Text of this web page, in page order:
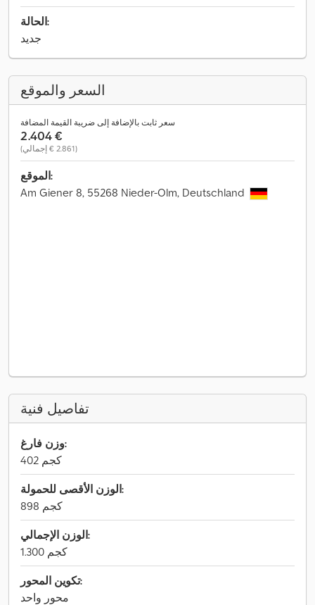
الحالة:
جديد
السعر والموقع
سعر ثابت بالإضافة إلى ضريبة القيمة المضافة
‏2.404 €
(‏2.861 € إجمالي)
الموقع:
Am Giener 8, 55268 Nieder-Olm, Deutschland
تفاصيل فنية
وزن فارغ:
402 كجم
الوزن الأقصى للحمولة:
898 كجم
الوزن الإجمالي:
1.300 كجم
تكوين المحور:
محور واحد